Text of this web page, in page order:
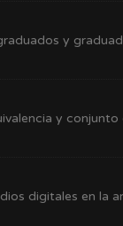
y
y
digitales en la